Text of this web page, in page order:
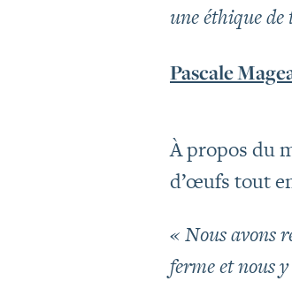
une éthique
Pascale
À propos du
d’œufs tout
« Nous avons
ferme et nous